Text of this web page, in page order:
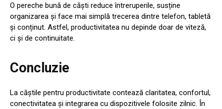
O pereche bună de căști reduce întreruperile, susține
organizarea și face mai simplă trecerea dintre telefon, tabletă
și conținut. Astfel, productivitatea nu depinde doar de viteză,
ci și de continuitate.
Concluzie
La căștile pentru productivitate contează claritatea, confortul,
conectivitatea și integrarea cu dispozitivele folosite zilnic. În